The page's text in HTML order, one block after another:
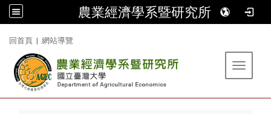
農業經濟學系暨研究所
回首頁 | 網站導覽
Toggle